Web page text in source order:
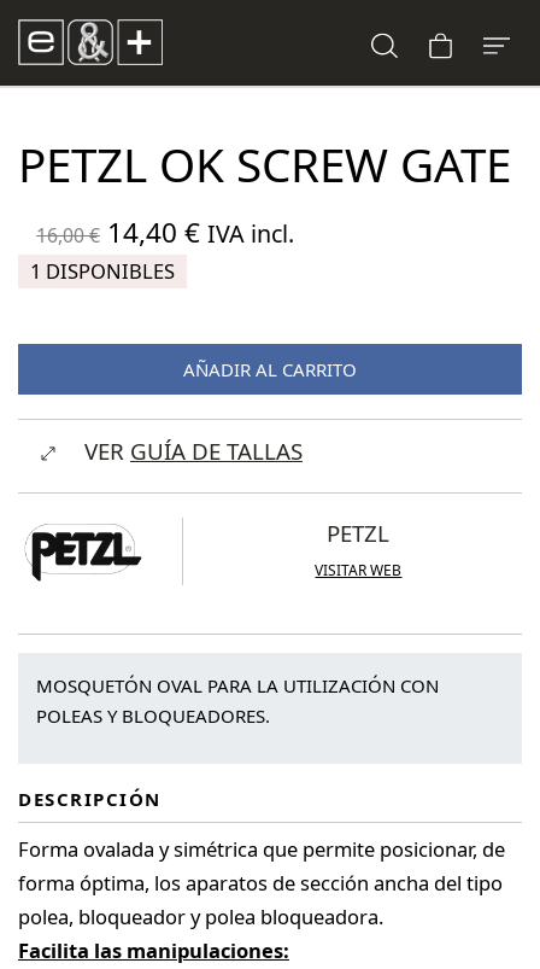
PETZL OK SCREW GATE
16,00€ El
precio
era:
16,00 €.
14,40 €El
es:
14,40 €.
IVA incl.
1 DISPONIBLES
AÑADIR AL CARRITO
VER GUÍA DE TALLAS
PETZL
VISITAR WEB
MOSQUETÓN OVAL PARA LA UTILIZACIÓN CON
POLEAS Y BLOQUEADORES.
DESCRIPCIÓN
Forma ovalada y simétrica que permite posicionar, de
forma óptima, los aparatos de sección ancha del tipo
polea, bloqueador y polea bloqueadora.
Facilita las manipulaciones: